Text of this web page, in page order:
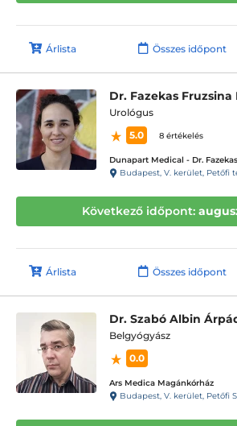
Árlista Összes időpont
Dr. Fazekas Fruzsina
Urológus
5.0
8 értékelés
Dunapart Medical - Dr.
Budapest, V. kerület, Petőfi tér 3. 2.emelet 4 ajtó 27-es
Következő időpont:
Árlista Összes időpont
Dr. Szabó Albin
Belgyógyász
0.0
Ars Medica Magánkórház
Budapest, V. kerület, Petőfi